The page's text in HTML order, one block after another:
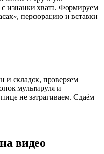
изнанки хвата. Формируем
перфорацию и вставки
и складок, проверяем
мультируля и
не затрагиваем. Сдаём
видео